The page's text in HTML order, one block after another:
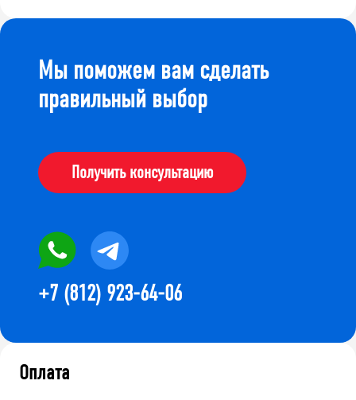
Мы поможем вам сделать
правильный выбор
Получить консультацию
+7 (812) 923-64-06
Оплата